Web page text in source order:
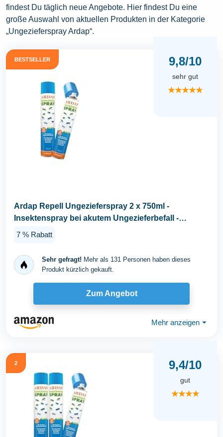
findest Du täglich neue Angebote. Hier findest Du eine
große Auswahl von aktuellen Produkten in der Kategorie
„Ungezieferspray Ardap“.
BESTSELLER 9,8/10
sehr gut
★★★★★
Ardap Repell Ungezieferspray 2 x 750ml -
Insektenspray bei akutem Ungezieferbefall -
Abwehrend bei...
7 % Rabatt
Sehr gefragt! Mehr als 131 Personen haben dieses
Produkt kürzlich gekauft.
Zum Angebot
Mehr anzeigen ⏷
2 9,4/10
gut
★★★★